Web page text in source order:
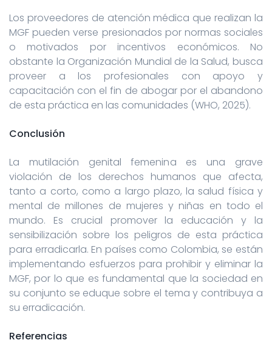
Los proveedores de atención médica que realizan la
MGF pueden verse presionados por normas sociales
o motivados por incentivos económicos. No
obstante la Organización Mundial de la Salud, busca
proveer a los profesionales con apoyo y
capacitación con el fin de abogar por el abandono
de esta práctica en las comunidades (WHO, 2025).
Conclusión
La mutilación genital femenina es una grave
violación de los derechos humanos que afecta,
tanto a corto, como a largo plazo, la salud física y
mental de millones de mujeres y niñas en todo el
mundo. Es crucial promover la educación y la
sensibilización sobre los peligros de esta práctica
para erradicarla. En países como Colombia, se están
implementando esfuerzos para prohibir y eliminar la
MGF, por lo que es fundamental que la sociedad en
su conjunto se eduque sobre el tema y contribuya a
su erradicación.
Referencias